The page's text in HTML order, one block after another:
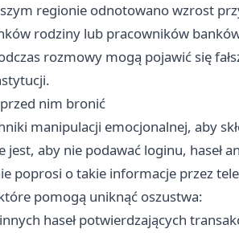
regionie odnotowano wzrost
rodziny lub pracowników
rozmowy mogą pojawić się
nim bronić
manipulacji emocjonalnej, aby
aby nie podawać loginu, haseł
poprosi o takie informacje przez
pomogą uniknąć oszustwa:
haseł potwierdzających